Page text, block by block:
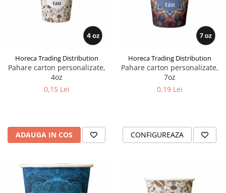
Horeca Trading Distribution
Pahare carton personalizate,
4oz
0,15 Lei
ADAUGA IN COS
Horeca Trading Distribution
Pahare carton personalizate,
7oz
0,19 Lei
CONFIGUREAZA